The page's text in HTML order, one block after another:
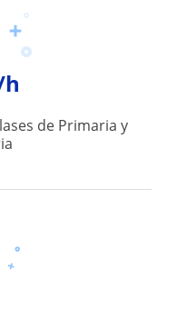
de Primaria y